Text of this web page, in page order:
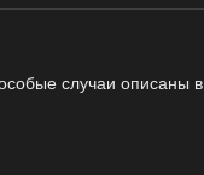
случаи описаны в